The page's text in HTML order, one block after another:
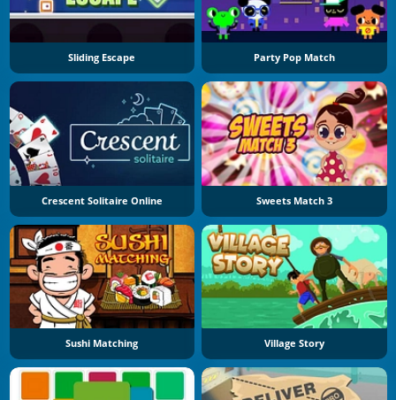
Sliding Escape Party Pop Match
Crescent Solitaire Online Sweets Match 3
Sushi Matching Village Story